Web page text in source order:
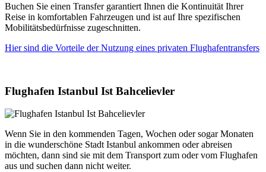
Buchen Sie einen Transfer garantiert Ihnen die Kontinuität Ihrer
Reise in komfortablen Fahrzeugen und ist auf Ihre spezifischen
Mobilitätsbedürfnisse zugeschnitten.
Hier sind die Vorteile der Nutzung eines privaten Flughafentransfers
Flughafen Istanbul Ist Bahcelievler
Wenn Sie in den kommenden Tagen, Wochen oder sogar Monaten
in die wunderschöne Stadt Istanbul ankommen oder abreisen
möchten, dann sind sie mit dem Transport zum oder vom Flughafen
aus und suchen dann nicht weiter.